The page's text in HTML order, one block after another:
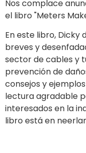
Nos complace
el libro "Meters
En este libro, Dicky
breves y
sector de cables y
prevención de
consejos y
lectura agradable
interesados en la
libro está en